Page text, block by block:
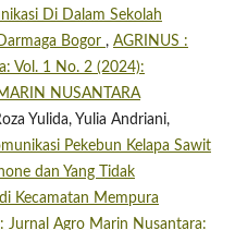
Di Dalam Sekolah
Bogor , AGRINUS :
Vol. 1 No. 2 (2024):
NUSANTARA
Yulida, Yulia Andriani,
Pekebun Kelapa Sawit
dan Yang Tidak
Kecamatan Mempura
Jurnal Agro Marin Nusantara: